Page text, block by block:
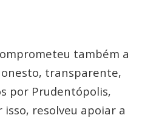
também a
transparente,
por Prudentópolis,
resolveu apoiar a